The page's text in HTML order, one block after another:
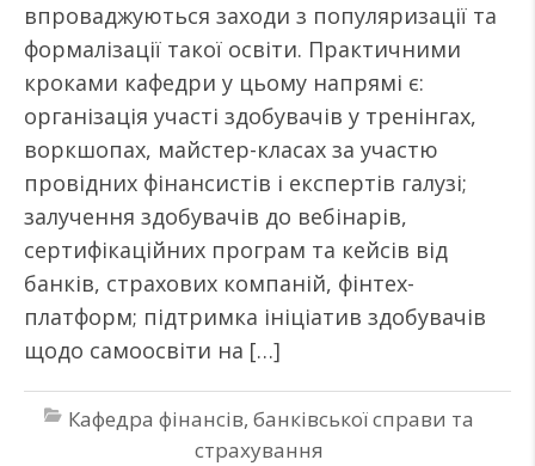
впроваджуються заходи з популяризації та
формалізації такої освіти. Практичними
кроками кафедри у цьому напрямі є:
організація участі здобувачів у тренінгах,
воркшопах, майстер-класах за участю
провідних фінансистів і експертів галузі;
залучення здобувачів до вебінарів,
сертифікаційних програм та кейсів від
банків, страхових компаній, фінтех-
платформ; підтримка ініціатив здобувачів
щодо самоосвіти на […]
Кафедра фінансів, банківської справи та
страхування